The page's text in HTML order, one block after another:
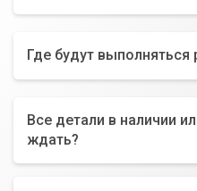
Где будут выполняться
Все детали в наличии
ждать?